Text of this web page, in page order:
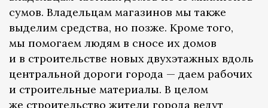
сумов. Владельцам магазинов мы также
выделим средства, но позже. Кроме того,
мы помогаем людям в сносе их домов
и в строительстве новых двухэтажных вдоль
центральной дороги города — даем рабочих
и строительные материалы. В целом
же строительство жители города ведут